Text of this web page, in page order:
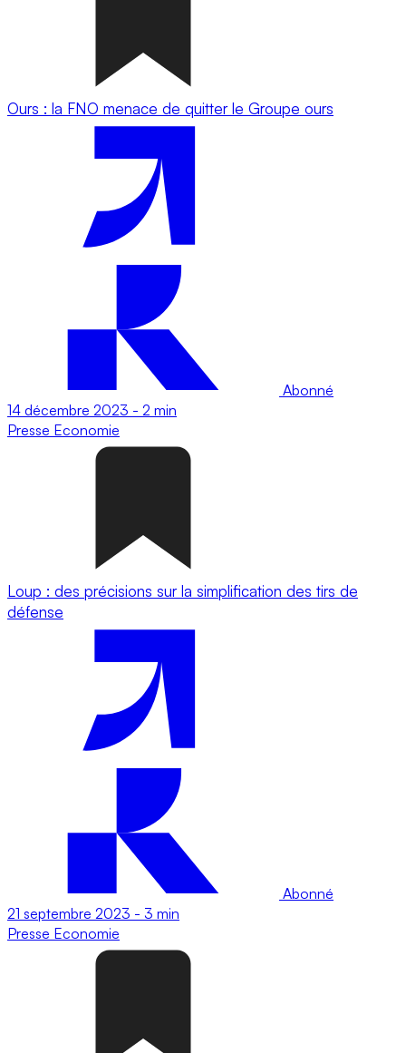
Ours : la FNO menace de quitter le Groupe ours
Abonné
14 décembre 2023 - 2 min
Presse Economie
Loup : des précisions sur la simplification des tirs de
défense
Abonné
21 septembre 2023 - 3 min
Presse Economie